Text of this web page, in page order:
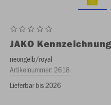
JAKO
neongelb/royal
Artikelnummer: 2618
Lieferbar bis 2026